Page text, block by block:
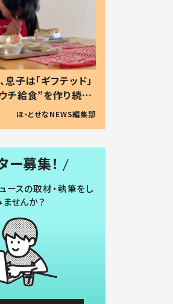
子は「ギフテッド」
チ給食”を作り続け
の親 #令和の子
ほ・とせなNEWS編集部
ー募集！
ースの取材・執筆をし
せんか？